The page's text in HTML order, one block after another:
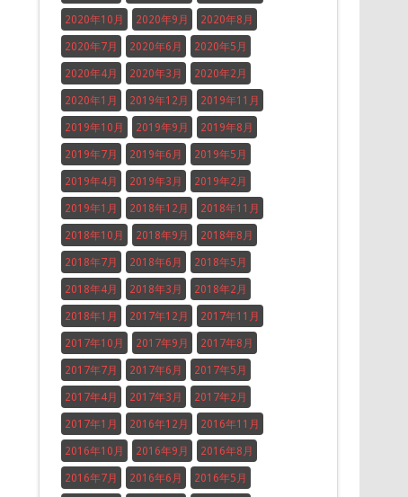
2020年10月 2020年9月 2020年8月
2020年7月 2020年6月 2020年5月
2020年4月 2020年3月 2020年2月
2020年1月 2019年12月 2019年11月
2019年10月 2019年9月 2019年8月
2019年7月 2019年6月 2019年5月
2019年4月 2019年3月 2019年2月
2019年1月 2018年12月 2018年11月
2018年10月 2018年9月 2018年8月
2018年7月 2018年6月 2018年5月
2018年4月 2018年3月 2018年2月
2018年1月 2017年12月 2017年11月
2017年10月 2017年9月 2017年8月
2017年7月 2017年6月 2017年5月
2017年4月 2017年3月 2017年2月
2017年1月 2016年12月 2016年11月
2016年10月 2016年9月 2016年8月
2016年7月 2016年6月 2016年5月